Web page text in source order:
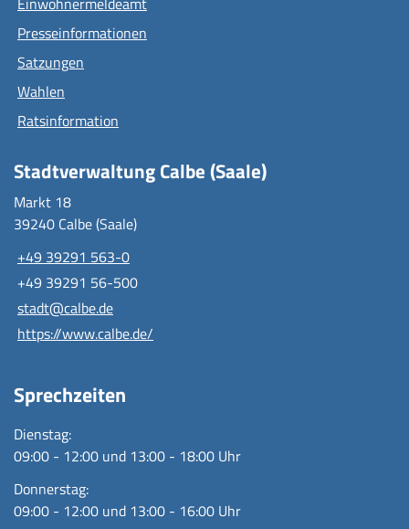
Presseinformationen
Satzungen
Wahlen
Ratsinformation
Stadtverwaltung Calbe (Saale)
Markt 18
39240 Calbe (Saale)
+49 39291 563-0
+49 39291 56-500
stadt@calbe.de
https://www.calbe.de/
Sprechzeiten
Dienstag:
09:00 - 12:00 und 13:00 - 18:00 Uhr
Donnerstag:
09:00 - 12:00 und 13:00 - 16:00 Uhr